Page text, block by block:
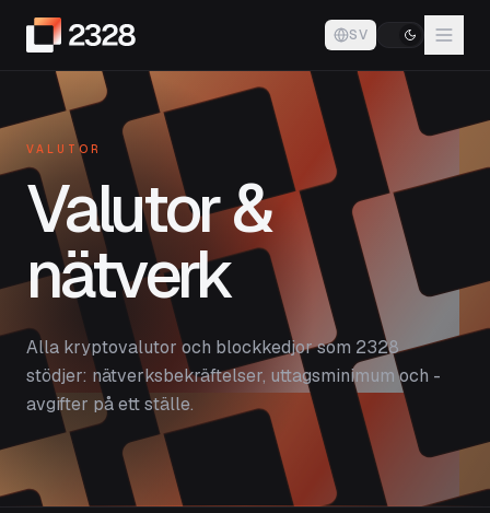
SV
VALUTOR
Valutor &
nätverk
Alla kryptovalutor och blockkedjor som 2328
stödjer: nätverksbekräftelser, uttagsminimum och -
avgifter på ett ställe.